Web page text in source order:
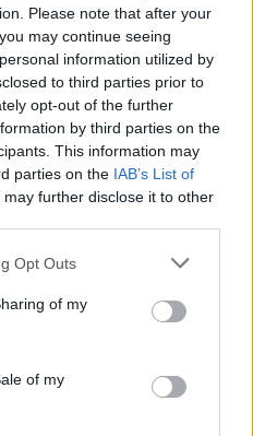
Please note that after your
may continue seeing
information utilized by
to third parties prior to
opt-out of the further
by third parties on the
This information may
parties on the IAB’s List of
may further disclose it to other
Opt Outs
of my
of my
T
A
janela do navegador:
da TV Globo:
: